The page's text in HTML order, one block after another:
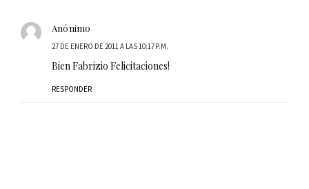
Anónimo
27 DE ENERO DE 2011 A LAS 10:17 P.M.
Bien Fabrizio Felicitaciones!
RESPONDER